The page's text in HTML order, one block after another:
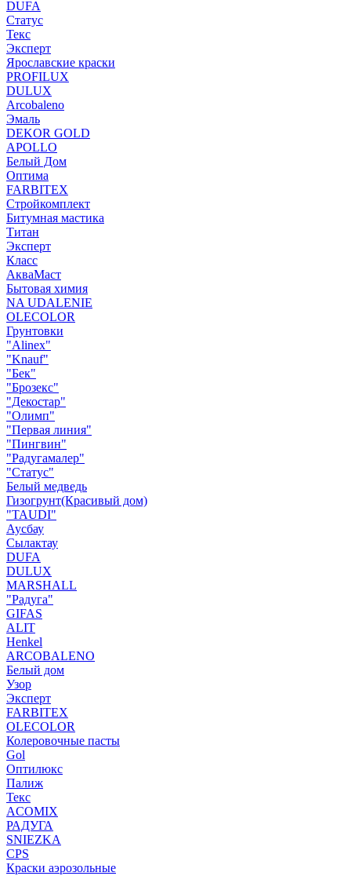
DUFA
Статус
Текс
Эксперт
Ярославские краски
PROFILUX
DULUX
Arcobaleno
Эмаль
DEKOR GOLD
APOLLO
Белый Дом
Оптима
FARBITEX
Стройкомплект
Битумная мастика
Титан
Эксперт
Класс
АкваМаст
Бытовая химия
NA UDALENIE
OLECOLOR
Грунтовки
"Alinex"
"Knauf"
"Бек"
"Брозекс"
"Декостар"
"Олимп"
"Первая линия"
"Пингвин"
"Радугамалер"
"Статус"
Белый медведь
Гизогрунт(Красивый дом)
"TAUDI"
Аусбау
Сылактау
DUFA
DULUX
MARSHALL
"Радуга"
GIFAS
ALIT
Henkel
ARCOBALENO
Белый дом
Узор
Эксперт
FARBITEX
OLECOLOR
Колеровочные пасты
Gol
Оптилюкс
Палиж
Текс
ACOMIX
РАДУГА
SNIEZKA
CPS
Краски аэрозольные